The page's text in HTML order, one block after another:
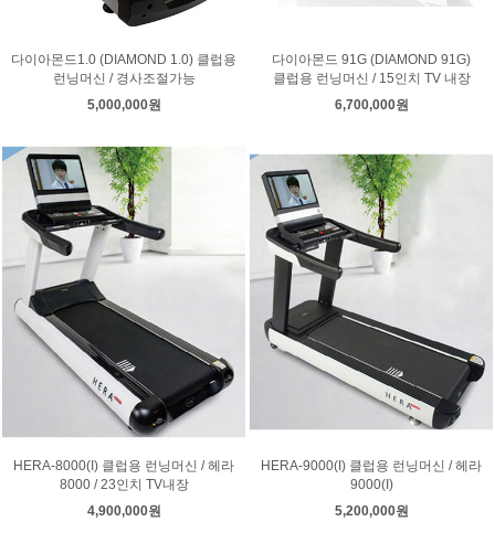
다이아몬드1.0 (DIAMOND 1.0) 클럽용
런닝머신 / 경사조절가능
5,000,000원
다이아몬드 91G (DIAMOND 91G)
클럽용 런닝머신 / 15인치 TV 내장
6,700,000원
HERA-8000(I) 클럽용 런닝머신 / 헤라
8000 / 23인치 TV내장
4,900,000원
HERA-9000(I) 클럽용 런닝머신 / 헤라
9000(I)
5,200,000원